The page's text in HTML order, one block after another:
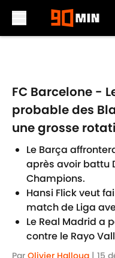
FC Barcelone -
probable des
une grosse
Le Barça
après avoir battu
Champions.
Hansi Flick veut
match de Liga
Le Real Madrid a
contre le Rayo
Par Olivier Halloua | 15